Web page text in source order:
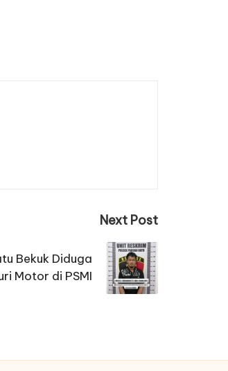
Next Post
Bekuk Diduga
Motor di PSMI